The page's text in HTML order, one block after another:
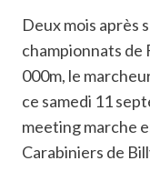
Deux mois après
championnats de
000m, le
ce samedi 11
meeting marche
Carabiniers de